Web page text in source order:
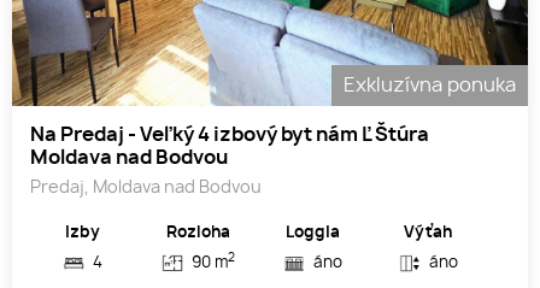
Exkluzívna ponuka
Na Predaj - Veľký 4 izbový byt nám Ľ Štúra
Moldava nad Bodvou
Predaj, Moldava nad Bodvou
Izby
4
Rozloha
90 m2
Loggia
áno
Výťah
áno